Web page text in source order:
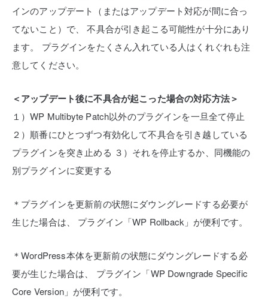
インのアップデート（またはアップデート対応が間に合っ
てないこと）で、
不具合が引き起こる可能性が十分にあり
ます。
プラグインをたくさん入れている人はくれぐれも注
意してください。
＜アップデート後に不具合が起こった場合の対応方法＞
１）WP Multibyte Patch以外のプラグインを一旦全て停止
２）順番にひとつずつ有効化して不具合を引き越している
プラグインを突き止める ３）それを停止するか、同機能の
別プラグインに変更する
＊プラグインを更新前の状態にダウングレードする必要が
生じた場合は、
プラグイン「WP Rollback」が便利です。
＊WordPress本体を更新前の状態にダウングレードする必
要が生じた場合は、
プラグイン「WP Downgrade Specific
Core Version」が便利です。